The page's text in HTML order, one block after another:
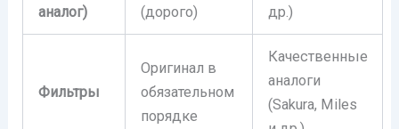
аналог)
(дорого)
др.)
Фильтры
Оригинал в
обязательном
порядке
Качественные
аналоги
(Sakura, Miles